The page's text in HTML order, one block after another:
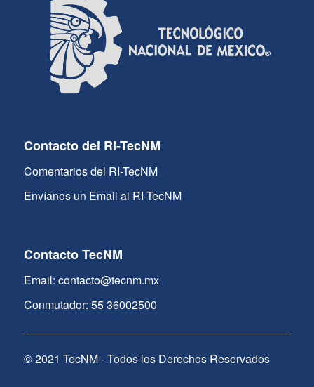
Contacto del RI-TecNM
Comentarios del RI-TecNM
Envíanos un Email al RI-TecNM
Contacto TecNM
Email: contacto@tecnm.mx
Conmutador: 55 36002500
© 2021 TecNM - Todos los Derechos Reservados